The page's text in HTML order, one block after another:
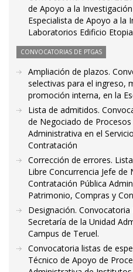
de Apoyo a la
Especialista de Apoyo a la
Laboratorios Edificio
CONVOCATORIAS DE PTGAS
Ampliación de plazos.
selectivas para el ingreso,
promoción interna, en la
Lista de admitidos.
de Negociado de
Administrativa en el
Contratación
Corrección de errores.
Libre Concurrencia Jefe
Contratación Pública
Patrimonio, Compras y
Designación. Convocatoria
Secretaría de la Unidad
Campus de Teruel.
Convocatoria listas de
Técnico de Apoyo de